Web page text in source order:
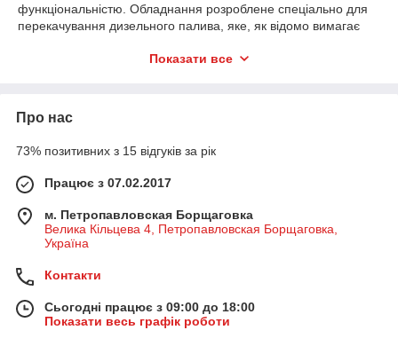
функціональністю. Обладнання розроблене спеціально для
перекачування дизельного палива, яке, як відомо вимагає
пального в'язкість. Модулі з цієї лінійки повнорозмірні, вони
самообслуговування. Компанія ТОВ «АБВ СТРОЙ» пропонує
зробити замовлення за найвигіднішими умовами.
Service MC
У порівнянні з аналогами, заправні колонки лінійки Self
похвалитися достатніми перевагами:
ергономічним дизайном;
Показати все
Про нас
73% позитивних з 15 відгуків за рік
Працює з 07.02.2017
м. Петропавловская Борщаговка
Велика Кільцева 4, Петропавловская Борщаговка,
Україна
Контакти
Сьогодні працює з 09:00 до 18:00
Показати весь графік роботи